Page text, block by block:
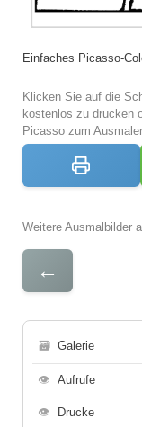
Einfaches Picasso-
Klicken Sie auf die
kostenlos zu drucken
Picasso zum
Weitere Ausmalbilder
←
🗃 Galerie
👁 Aufrufe
👁 Drucke